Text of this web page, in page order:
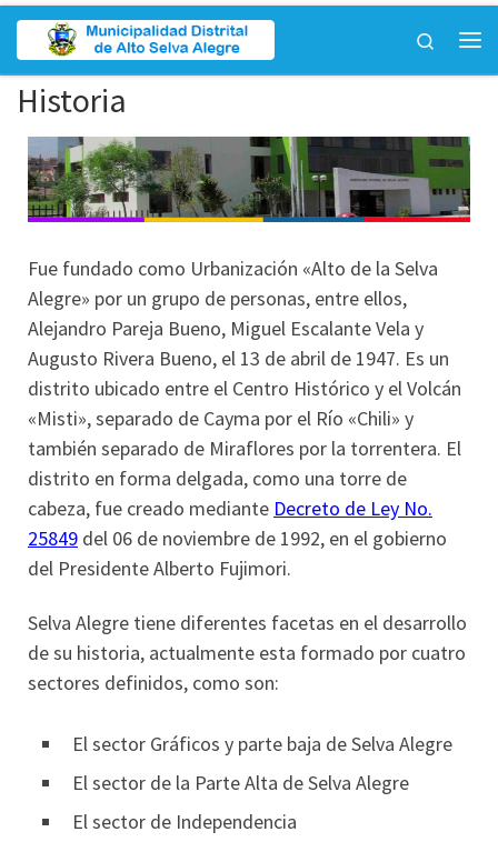
Saltar al contenido Search
Historia
Fue fundado como Urbanización «Alto de la Selva
Alegre» por un grupo de personas, entre ellos,
Alejandro Pareja Bueno, Miguel Escalante Vela y
Augusto Rivera Bueno, el 13 de abril de 1947. Es un
distrito ubicado entre el Centro Histórico y el Volcán
«Misti», separado de Cayma por el Río «Chili» y
también separado de Miraflores por la torrentera. El
distrito en forma delgada, como una torre de
cabeza, fue creado mediante Decreto de Ley No.
25849 del 06 de noviembre de 1992, en el gobierno
del Presidente Alberto Fujimori.
Selva Alegre tiene diferentes facetas en el desarrollo
de su historia, actualmente esta formado por cuatro
sectores definidos, como son:
El sector Gráficos y parte baja de Selva Alegre
El sector de la Parte Alta de Selva Alegre
El sector de Independencia